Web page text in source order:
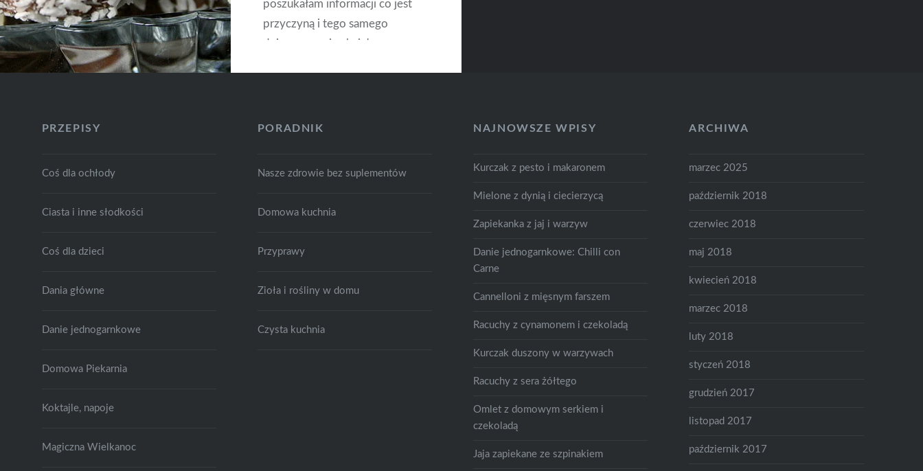
poszukałam informacji co jest
przyczyną i tego samego
dnia ponownie chciałam
by nie wyszedłzakalec….
PRZEPISY
Coś dla ochłody
Ciasta i inne słodkości
Coś dla dzieci
Dania główne
Danie jednogarnkowe
Domowa Piekarnia
Koktajle, napoje
Magiczna Wielkanoc
PORADNIK
Nasze zdrowie bez suplementów
Domowa kuchnia
Przyprawy
Zioła i rośliny w domu
Czysta kuchnia
NAJNOWSZE WPISY
Kurczak z pesto i makaronem
Mielone z dynią i ciecierzycą
Zapiekanka z jaj i warzyw
Danie jednogarnkowe: Chilli con
Carne
Cannelloni z mięsnym farszem
Racuchy z cynamonem i czekoladą
Kurczak duszony w warzywach
Racuchy z sera żółtego
Omlet z domowym serkiem i
czekoladą
Jaja zapiekane ze szpinakiem
ARCHIWA
marzec 2025
październik 2018
czerwiec 2018
maj 2018
kwiecień 2018
marzec 2018
luty 2018
styczeń 2018
grudzień 2017
listopad 2017
październik 2017